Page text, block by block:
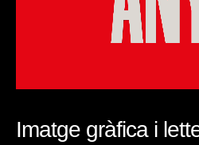
Imatge gràfica i